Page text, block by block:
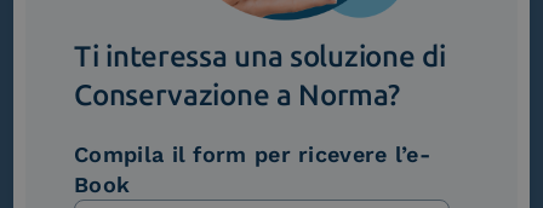
Iscriviti alla newsletter
Novità, iniziative ed eventi dal mondo della
trasformazione digitale.
Ti interessa una soluzione di
Conservazione a Norma?
Compila il form per ricevere l’e-
Book